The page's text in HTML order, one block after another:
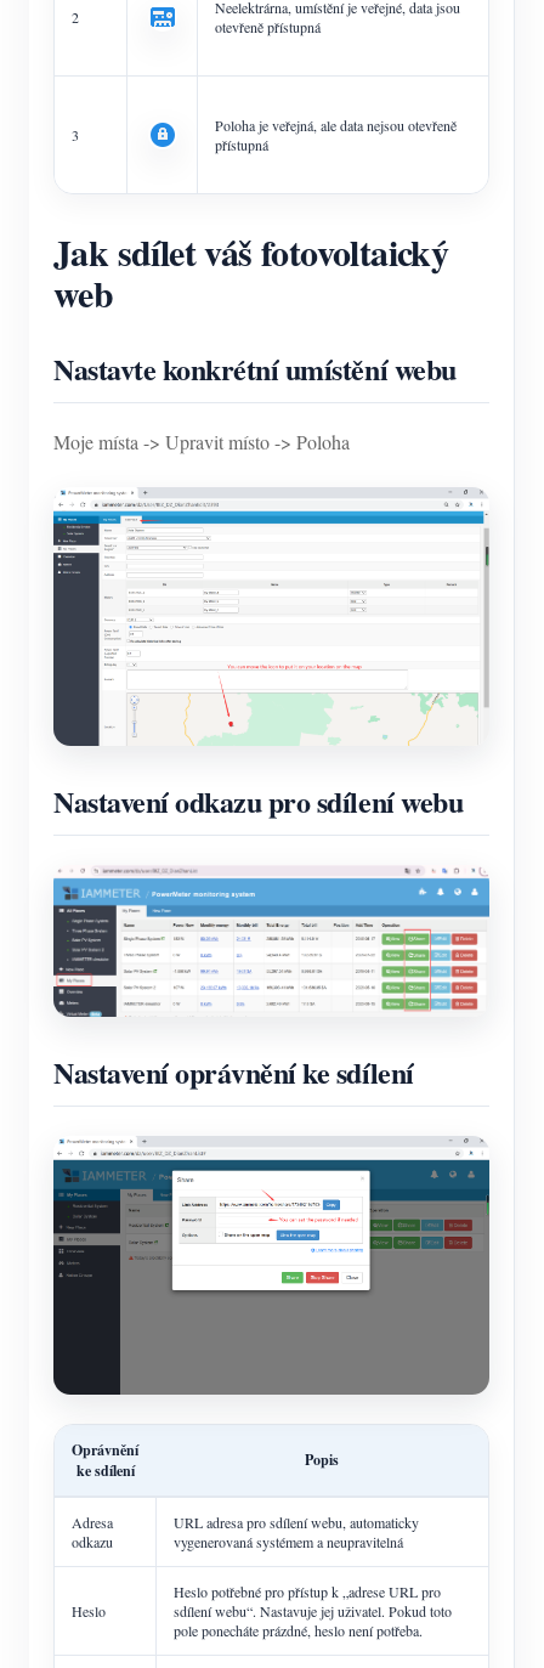
2
Neelektrárna, umístění je veřejné, data jsou
otevřeně přístupná
3
Poloha je veřejná, ale data nejsou otevřeně
přístupná
Jak sdílet váš fotovoltaický
web
Nastavte konkrétní umístění webu
Moje místa -> Upravit místo -> Poloha
Nastavení odkazu pro sdílení webu
Nastavení oprávnění ke sdílení
Oprávnění
ke sdílení
Popis
Adresa
odkazu
URL adresa pro sdílení webu, automaticky
vygenerovaná systémem a neupravitelná
Heslo
Heslo potřebné pro přístup k „adrese URL pro
sdílení webu“. Nastavuje jej uživatel. Pokud toto
pole ponecháte prázdné, heslo není potřeba.